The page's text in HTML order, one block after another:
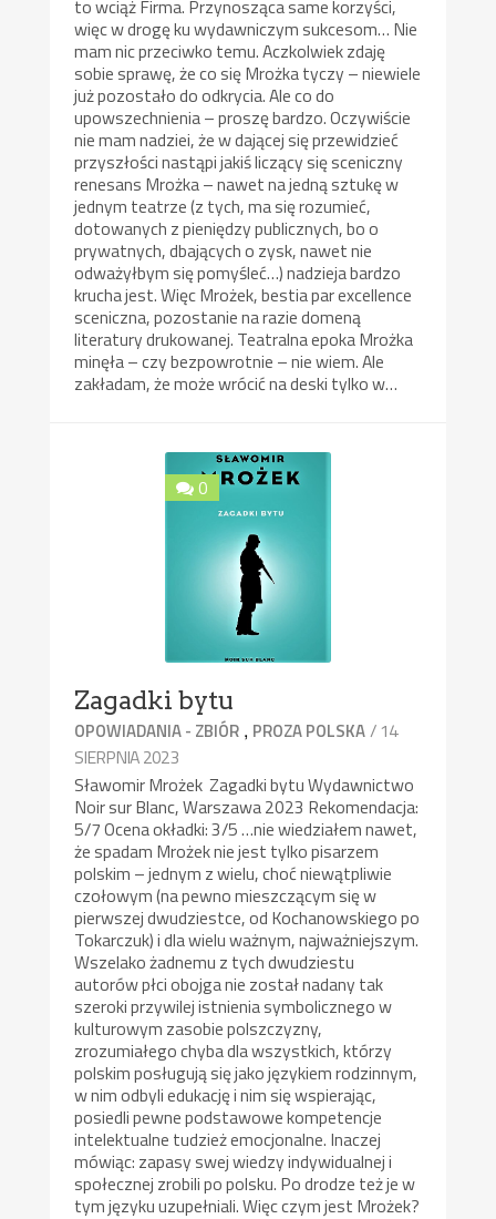
to wciąż Firma. Przynosząca same korzyści,
więc w drogę ku wydawniczym sukcesom… Nie
mam nic przeciwko temu. Aczkolwiek zdaję
sobie sprawę, że co się Mrożka tyczy – niewiele
już pozostało do odkrycia. Ale co do
upowszechnienia – proszę bardzo. Oczywiście
nie mam nadziei, że w dającej się przewidzieć
przyszłości nastąpi jakiś liczący się sceniczny
renesans Mrożka – nawet na jedną sztukę w
jednym teatrze (z tych, ma się rozumieć,
dotowanych z pieniędzy publicznych, bo o
prywatnych, dbających o zysk, nawet nie
odważyłbym się pomyśleć…) nadzieja bardzo
krucha jest. Więc Mrożek, bestia par excellence
sceniczna, pozostanie na razie domeną
literatury drukowanej. Teatralna epoka Mrożka
minęła – czy bezpowrotnie – nie wiem. Ale
zakładam, że może wrócić na deski tylko w…
0
Zagadki bytu
OPOWIADANIA - ZBIÓR , PROZA POLSKA/ 14
SIERPNIA 2023
Sławomir Mrożek Zagadki bytu Wydawnictwo
Noir sur Blanc, Warszawa 2023 Rekomendacja:
5/7 Ocena okładki: 3/5 …nie wiedziałem nawet,
że spadam Mrożek nie jest tylko pisarzem
polskim – jednym z wielu, choć niewątpliwie
czołowym (na pewno mieszczącym się w
pierwszej dwudziestce, od Kochanowskiego po
Tokarczuk) i dla wielu ważnym, najważniejszym.
Wszelako żadnemu z tych dwudziestu
autorów płci obojga nie został nadany tak
szeroki przywilej istnienia symbolicznego w
kulturowym zasobie polszczyzny,
zrozumiałego chyba dla wszystkich, którzy
polskim posługują się jako językiem rodzinnym,
w nim odbyli edukację i nim się wspierając,
posiedli pewne podstawowe kompetencje
intelektualne tudzież emocjonalne. Inaczej
mówiąc: zapasy swej wiedzy indywidualnej i
społecznej zrobili po polsku. Po drodze też je w
tym języku uzupełniali. Więc czym jest Mrożek?